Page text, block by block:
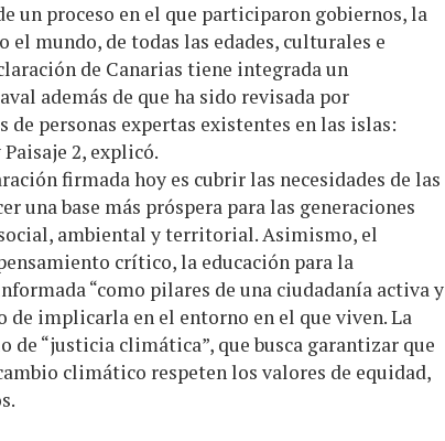
un proceso en el que participaron gobiernos, la
el mundo, de todas las edades, culturales e
de Canarias tiene integrada un
además de que ha sido revisada por
personas expertas existentes en las islas:
2, explicó.
firmada hoy es cubrir las necesidades de las
una base más próspera para las generaciones
ambiental y territorial. Asimismo, el
crítico, la educación para la
“como pilares de una ciudadanía activa y
de implicarla en el entorno en el que viven. La
de “justicia climática”, que busca garantizar que
climático respeten los valores de equidad,